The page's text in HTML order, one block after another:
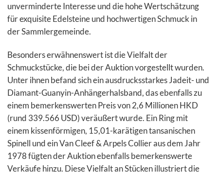
unverminderte Interesse und die hohe Wertschätzung
für exquisite Edelsteine und hochwertigen Schmuck in
der Sammlergemeinde.
Besonders erwähnenswert ist die Vielfalt der
Schmuckstücke, die bei der Auktion vorgestellt wurden.
Unter ihnen befand sich ein ausdrucksstarkes Jadeit- und
Diamant-Guanyin-Anhängerhalsband, das ebenfalls zu
einem bemerkenswerten Preis von 2,6 Millionen HKD
(rund 339.566 USD) veräußert wurde. Ein Ring mit
einem kissenförmigen, 15,01-karätigen tansanischen
Spinell und ein Van Cleef & Arpels Collier aus dem Jahr
1978 fügten der Auktion ebenfalls bemerkenswerte
Verkäufe hinzu. Diese Vielfalt an Stücken illustriert die